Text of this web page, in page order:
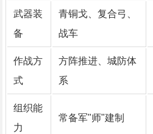
武器装
备
青铜戈、复合弓、
战车
作战方
式
方阵推进、城防体
系
组织能
力
常备军"师"建制